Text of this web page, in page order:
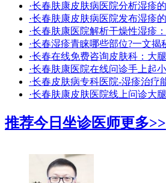
·长春肤康皮肤病医院分析湿疹
·长春肤康皮肤病医院发布湿疹
·长春肤康医院解析干燥性湿疹
·长春湿疹青睐哪些部位?一文揭
·长春在线免费咨询皮肤科：大
·长春肤康医院在线问诊手上起
·长春皮肤病专科医院-湿疹治疗
·长春肤康皮肤医院线上问诊大
推荐今日坐诊医师更多>>